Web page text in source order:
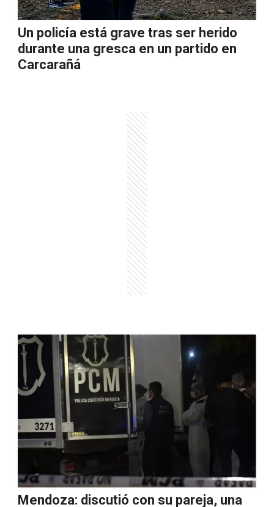
Un policía está grave tras ser herido
durante una gresca en un partido en
Carcarañá
Mendoza: discutió con su pareja, una